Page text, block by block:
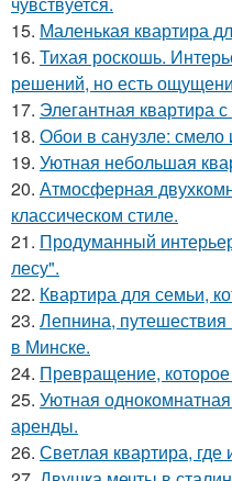
15. Маленькая квартира
16. Тихая роскошь.
решений, но есть
17. Элегантная квартира
18. Обои в санузле:
19. Уютная небольшая
20. Атмосферная
классическом стиле.
21. Продуманный
лесу".
22. Квартира для семьи,
23. Лепнина,
в Минске.
24. Превращение,
25. Уютная
аренды.
26. Светлая квартира,